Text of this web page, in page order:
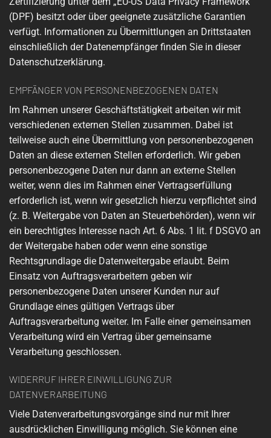
(DPF) besitzt oder über geeignete zusätzliche Garantien
verfügt. Informationen zu Übermittlungen an Drittstaaten
einschließlich der Datenempfänger finden Sie in dieser
Datenschutzerklärung.
EMPFÄNGER VON PERSONENBEZOGENEN DATEN
Im Rahmen unserer Geschäftstätigkeit arbeiten wir mit
verschiedenen externen Stellen zusammen. Dabei ist
teilweise auch eine Übermittlung von personenbezogenen
Daten an diese externen Stellen erforderlich. Wir geben
personenbezogene Daten nur dann an externe Stellen
weiter, wenn dies im Rahmen einer Vertragserfüllung
erforderlich ist, wenn wir gesetzlich hierzu verpflichtet sind
(z. B. Weitergabe von Daten an Steuerbehörden), wenn wir
ein berechtigtes Interesse nach Art. 6 Abs. 1 lit. f DSGVO an
der Weitergabe haben oder wenn eine sonstige
Rechtsgrundlage die Datenweitergabe erlaubt. Beim
Einsatz von Auftragsverarbeitern geben wir
personenbezogene Daten unserer Kunden nur auf
Grundlage eines gültigen Vertrags über
Auftragsverarbeitung weiter. Im Falle einer gemeinsamen
Verarbeitung wird ein Vertrag über gemeinsame
Verarbeitung geschlossen.
WIDERRUF IHRER EINWILLIGUNG ZUR
DATENVERARBEITUNG
Viele Datenverarbeitungsvorgänge sind nur mit Ihrer
ausdrücklichen Einwilligung möglich. Sie können eine